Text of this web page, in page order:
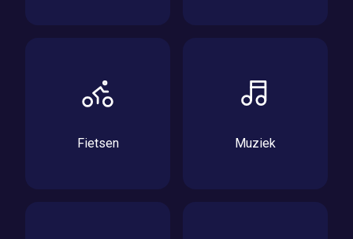
Fietsen Muziek